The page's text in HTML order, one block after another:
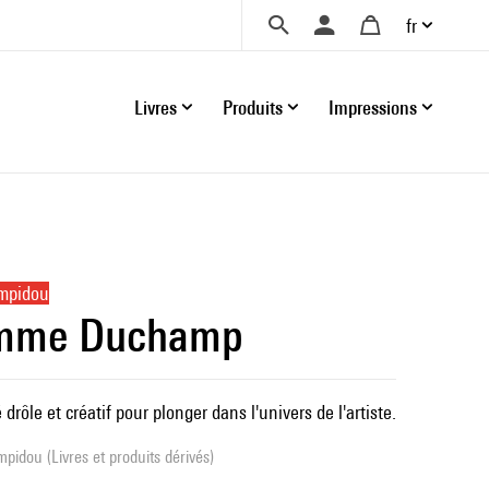
fr
Livres Produits Impressions
Duchamp
et créatif pour plonger dans l'univers de l'artiste.
(Livres et produits dérivés)